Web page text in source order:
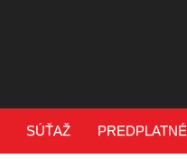
SÚŤAŽ PREDPLATNÉ